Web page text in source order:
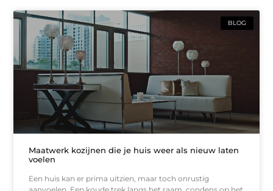
BLOG
Maatwerk kozijnen die je huis weer als nieuw laten
voelen
Een huis kan er prima uitzien, maar toch onrustig
aanvoelen. Een koude trek langs het raam, condens op het